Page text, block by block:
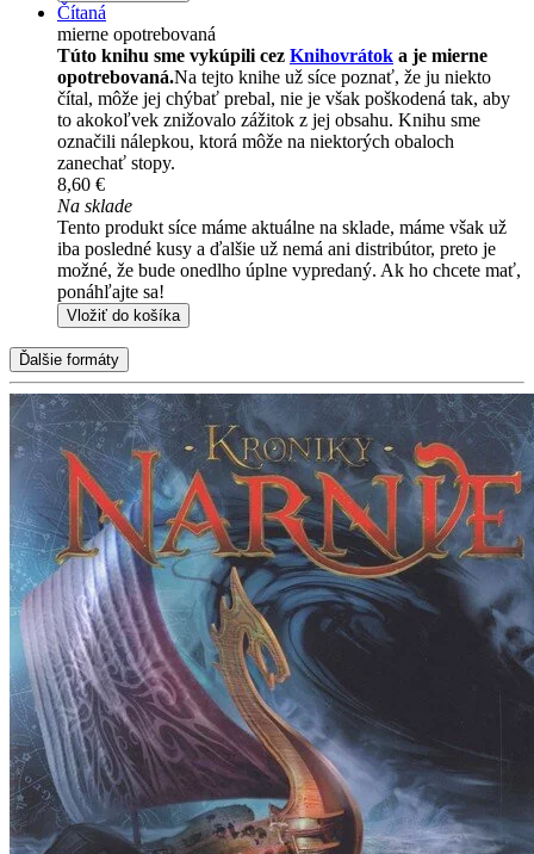
Čítaná
mierne opotrebovaná
Túto knihu sme vykúpili cez Knihovrátok a je mierne
opotrebovaná.Na tejto knihe už síce poznať, že ju niekto
čítal, môže jej chýbať prebal, nie je však poškodená tak, aby
to akokoľvek znižovalo zážitok z jej obsahu. Knihu sme
označili nálepkou, ktorá môže na niektorých obaloch
zanechať stopy.
8,60 €
Na sklade
Tento produkt síce máme aktuálne na sklade, máme však už
iba posledné kusy a ďalšie už nemá ani distribútor, preto je
možné, že bude onedlho úplne vypredaný. Ak ho chcete mať,
ponáhľajte sa!
Vložiť do košíka
Ďalšie formáty